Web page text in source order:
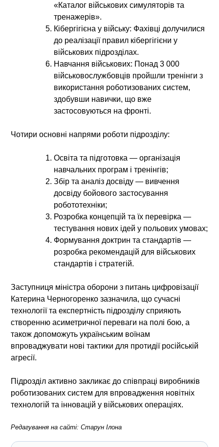
«Каталог військових симуляторів та
тренажерів».
Кібергігієна у війську: Фахівці долучилися
до реалізації правил кібергігієни у
військових підрозділах.
Навчання військових: Понад 3 000
військовослужбовців пройшли тренінги з
використання роботизованих систем,
здобувши навички, що вже
застосовуються на фронті.
Чотири основні напрями роботи підрозділу:
Освіта та підготовка — організація
навчальних програм і тренінгів;
Збір та аналіз досвіду — вивчення
досвіду бойового застосування
робототехніки;
Розробка концепцій та їх перевірка —
тестування нових ідей у польових умовах;
Формування доктрин та стандартів —
розробка рекомендацій для військових
стандартів і стратегій.
Заступниця міністра оборони з питань цифровізації
Катерина Черногоренко зазначила, що сучасні
технології та експертність підрозділу сприяють
створенню асиметричної переваги на полі бою, а
також допоможуть українським воїнам
впроваджувати нові тактики для протидії російській
агресії.
Підрозділ активно закликає до співпраці виробників
роботизованих систем для впровадження новітніх
технологій та інновацій у військових операціях.
Редагування на сайті: Старун Ілона